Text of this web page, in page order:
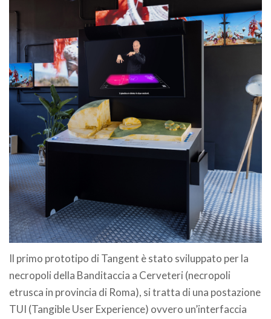
Il primo prototipo di Tangent è stato sviluppato per la
necropoli della Banditaccia a Cerveteri (necropoli
etrusca in provincia di Roma), si tratta di una postazione
TUI (Tangible User Experience) ovvero un’interfaccia